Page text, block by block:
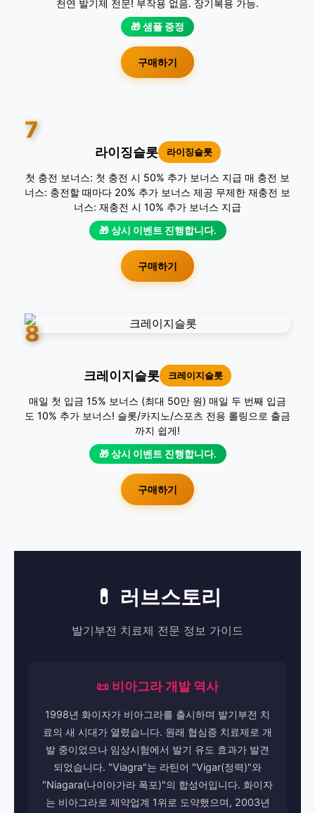
천연 발기제 전문! 부작용 없음. 장기복용 가능.
🎁 샘플 증정
구매하기
7
라이징슬롯 라이징슬롯
첫 충전 보너스: 첫 충전 시 50% 추가 보너스 지급 매 충전 보
너스: 충전할 때마다 20% 추가 보너스 제공 무제한 재충전 보
너스: 재충전 시 10% 추가 보너스 지급
🎁 상시 이벤트 진행합니다.
구매하기
8
크레이지슬롯 크레이지슬롯
매일 첫 입금 15% 보너스 (최대 50만 원) 매일 두 번째 입금
도 10% 추가 보너스! 슬롯/카지노/스포츠 전용 롤링으로 출금
까지 쉽게!
🎁 상시 이벤트 진행합니다.
구매하기
💊 러브스토리
발기부전 치료제 전문 정보 가이드
📜 비아그라 개발 역사
1998년 화이자가 비아그라를 출시하며 발기부전 치
료의 새 시대가 열렸습니다. 원래 협심증 치료제로 개
발 중이었으나 임상시험에서 발기 유도 효과가 발견
되었습니다. "Viagra"는 라틴어 "Vigar(정력)"와
"Niagara(나이아가라 폭포)"의 합성어입니다. 화이자
는 비아그라로 제약업계 1위로 도약했으며, 2003년